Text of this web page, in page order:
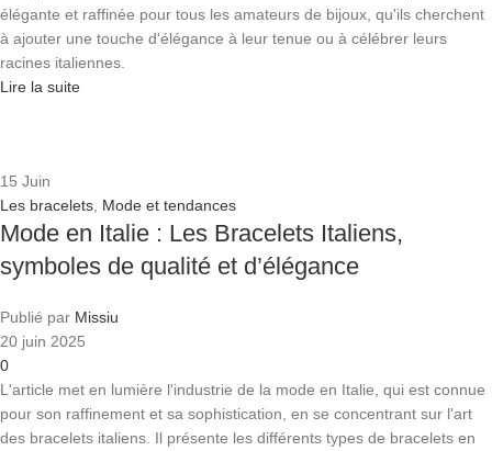
élégante et raffinée pour tous les amateurs de bijoux, qu'ils cherchent
à ajouter une touche d'élégance à leur tenue ou à célébrer leurs
racines italiennes.
Lire la suite
15 Juin
Les bracelets Mode et tendances
Mode en Italie : Les Bracelets Italiens,
symboles de qualité et d’élégance
Publié par Missiu
20 juin 2025
0
L'article met en lumière l'industrie de la mode en Italie, qui est connue
pour son raffinement et sa sophistication, en se concentrant sur l'art
des bracelets italiens. Il présente les différents types de bracelets en